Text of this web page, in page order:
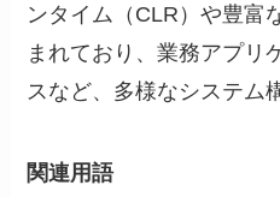
ンタイム（CLR）や豊富
まれており、業務アプリ
スなど、多様なシステム
関連用語